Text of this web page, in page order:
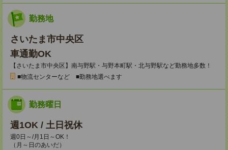
勤務地
さいたま市中央区
車通勤OK
【さいたま市中央区】南与野駅・与野本町駅・北与野駅など勤務地多数！
■物流センターなど ■勤務地選べます
勤務曜日
週1OK / 土日祝休
週0日～/月1日～OK！
（月～日のあいだ）